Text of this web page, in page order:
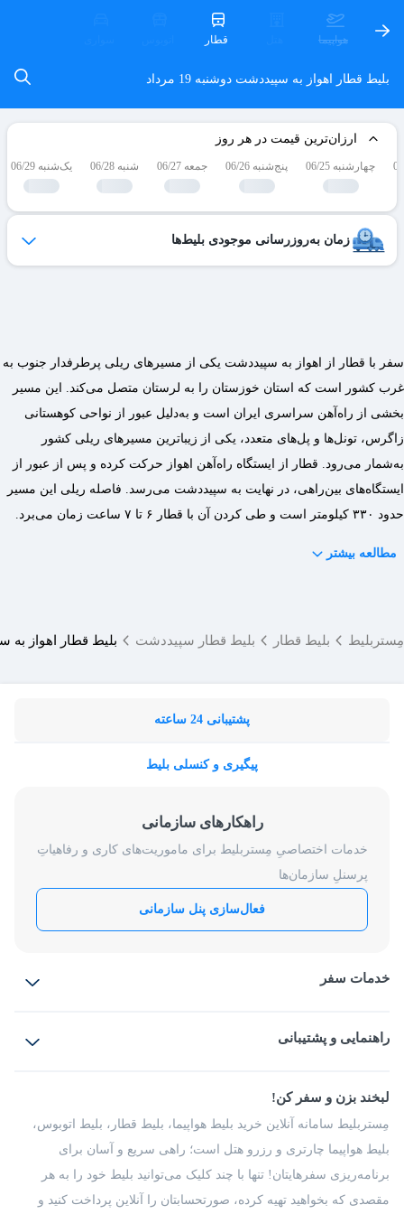
هواپیما قطار
بلیط قطار اهواز به سپیددشت دوشنبه 19 مرداد
ارزان‌ترین قیمت در هر روز
چهارشنبه 06/25 پنج‌شنبه 06/26 جمعه 06/27 شنبه 06/28 یک‌شنبه 06/29
زمان به‌روزرسانی موجودی بلیط‌ها
سفر با قطار از اهواز به سپیددشت یکی از مسیرهای ریلی پرطرفدار جنوب به
غرب کشور است که استان خوزستان را به لرستان متصل می‌کند. این مسیر
بخشی از راه‌آهن سراسری ایران است و به‌دلیل عبور از نواحی کوهستانی
زاگرس، تونل‌ها و پل‌های متعدد، یکی از زیباترین مسیرهای ریلی کشور
به‌شمار می‌رود. قطار از ایستگاه راه‌آهن اهواز حرکت کرده و پس از عبور از
ایستگاه‌های بین‌راهی، در نهایت به سپیددشت می‌رسد. فاصله ریلی این مسیر
حدود ۳۳۰ کیلومتر است و طی کردن آن با قطار ۶ تا ۷ ساعت زمان می‌برد.
مطالعه بیشتر
مِستربلیط بلیط قطار بلیط قطار سپیددشت بلیط قطار اهواز
پشتیبانی 24 ساعته
پیگیری و کنسلی بلیط
راهکارهای سازمانی
خدمات اختصاصیِ مِستربلیط برای ماموریت‌های کاری و رفاهیاتِ
پرسنلِ سازمان‌ها
فعال‌سازی پنل سازمانی
خدمات سفر
بلیط قطار
راهنمایی و پشتیبانی
شرایط و مقررات
راهکار سازمانی
فرصت‌های شغلی
درباره ما
لبخند بزن و سفر کن!
مِستربلیط سامانه آنلاین خرید بلیط هواپیما، بلیط قطار، بلیط اتوبوس،
بلیط هواپیما چارتری و رزرو هتل است؛ راهی سریع و آسان برای
برنامه‌ریزی سفرهایتان! تنها با چند کلیک می‌توانید بلیط خود را به هر
مقصدی که بخواهید تهیه کرده، صورتحسابتان را آنلاین پرداخت کنید و